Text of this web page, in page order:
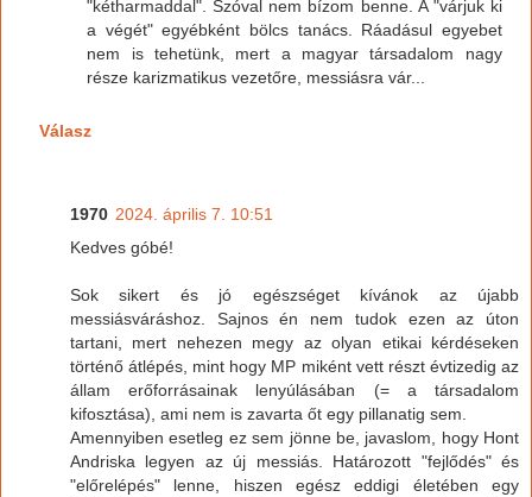
"kétharmaddal". Szóval nem bízom benne. A "várjuk ki
a végét" egyébként bölcs tanács. Ráadásul egyebet
nem is tehetünk, mert a magyar társadalom nagy
része karizmatikus vezetőre, messiásra vár...
Válasz
1970 2024. április 7. 10:51
Kedves góbé!
Sok sikert és jó egészséget kívánok az újabb
messiásváráshoz. Sajnos én nem tudok ezen az úton
tartani, mert nehezen megy az olyan etikai kérdéseken
történő átlépés, mint hogy MP miként vett részt évtizedig az
állam erőforrásainak lenyúlásában (= a társadalom
kifosztása), ami nem is zavarta őt egy pillanatig sem.
Amennyiben esetleg ez sem jönne be, javaslom, hogy Hont
Andriska legyen az új messiás. Határozott "fejlődés" és
"előrelépés" lenne, hiszen egész eddigi életében egy